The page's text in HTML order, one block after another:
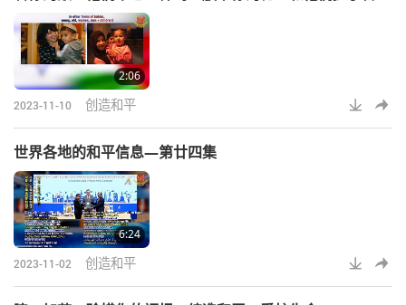
2:06
2023-11-10 创造和平
世界各地的和平信息—第廿四集
6:24
2023-11-02 创造和平